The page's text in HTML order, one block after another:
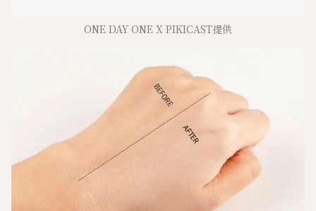
ONE DAY ONE X PIKICAST提供